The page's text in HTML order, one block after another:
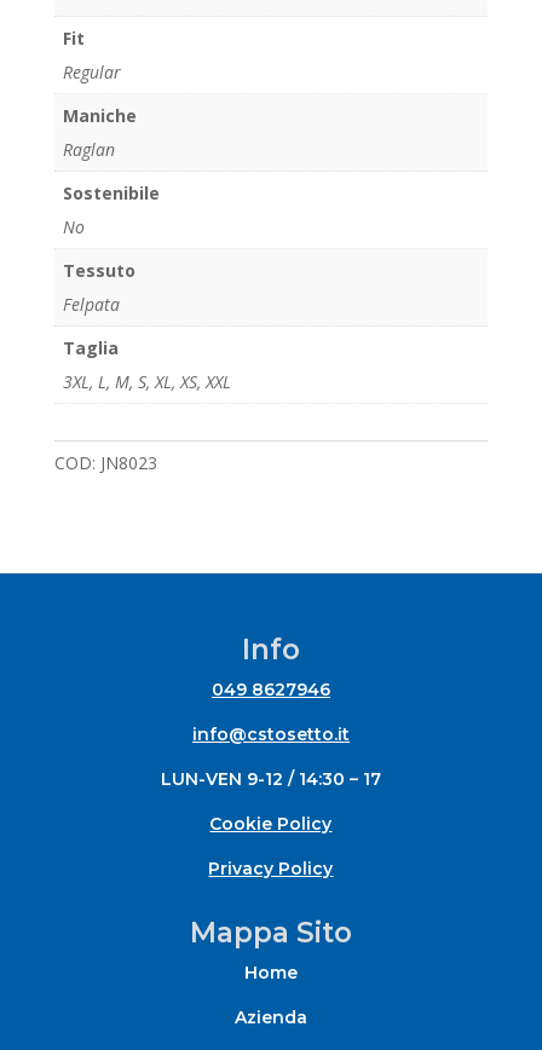
Fit
Regular
Maniche
Raglan
Sostenibile
No
Tessuto
Felpata
Taglia
3XL, L, M, S,XL,XS,XXL
COD: JN8023
Info
049 8627946
info@cstosetto.it
LUN-VEN 9-12 / 14:30 – 17
Cookie Policy
Privacy Policy
Mappa Sito
Home
Azienda